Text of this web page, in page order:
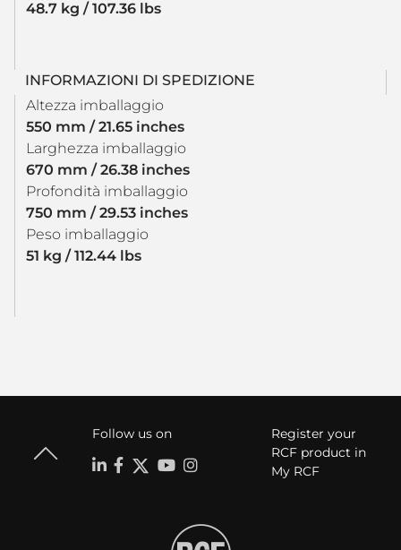
48.7 kg / 107.36 lbs
INFORMAZIONI DI SPEDIZIONE
Altezza imballaggio
550 mm / 21.65 inches
Larghezza imballaggio
670 mm / 26.38 inches
Profondità imballaggio
750 mm / 29.53 inches
Peso imballaggio
51 kg / 112.44 lbs
Follow us on
Register your
RCF product in
My RCF